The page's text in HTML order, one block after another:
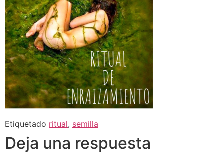
Etiquetado ritual, semilla
Deja una respuesta